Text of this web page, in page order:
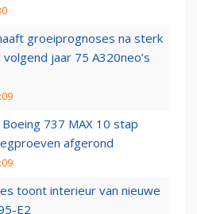
groeiprognoses na sterk
jaar 75 A320neo’s
737 MAX 10 stap
afgerond
toont interieur van nieuwe
E2